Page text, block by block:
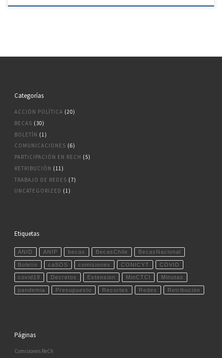
Categorías
ACCIÓN POLÍTICA (20)
BECAS (30)
BOLETÍN (1)
COMUNICACIONES (6)
PARTICIPACIÓN EN RECH (5)
RETRIBUCIÓN (11)
TRABAJO DE REDES (7)
UNCATEGORIZED (1)
Etiquetas
ANID ANIP becas BecasChile BecasNacional
Boletín caSOS comisiones CONICYT COVID
covid19 Decretos Extension MinCTCI Minutas
pandemia Presupuesto Recortes Redes Retribución
Páginas
Comisiones ReCh